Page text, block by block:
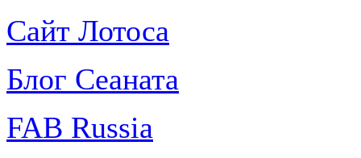
Сайт Лотоса
Блог Сеаната
FAB Russia